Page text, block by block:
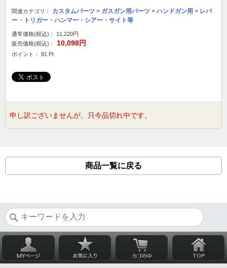
関連カテゴリ： カスタムパーツ > ガスガン用パーツ > ハンドガン用 > レバ
ー・トリガー・ハンマー・シアー・サイト等
通常価格(税込)：
11,220円
販売価格(税込)：
10,098円
ポイント： 91 Pt
申し訳ございませんが、只今品切れ中です。
商品一覧に戻る